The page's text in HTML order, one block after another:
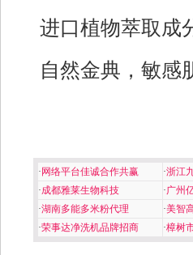
进口植物萃取成
自然金典，敏感
· 网络平台佳诚合作共赢 ·浙江
·成都雅莱生物科技 ·广州
·湖南多能多米粉代理 ·美智
·荣事达净洗机品牌招商 ·樟树